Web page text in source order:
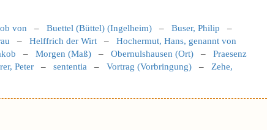
von – Buettel (Büttel) (Ingelheim) – Buser, Philip –
– Helffrich der Wirt – Hochermut, Hans, genannt von
– Morgen (Maß) – Obernulshausen (Ort) – Praesenz
Peter – sententia – Vortrag (Vorbringung) – Zehe,